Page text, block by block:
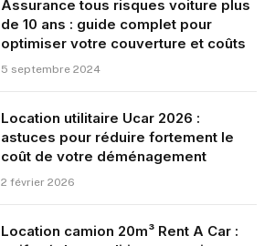
Assurance tous risques voiture plus
de 10 ans : guide complet pour
optimiser votre couverture et coûts
5 septembre 2024
Location utilitaire Ucar 2026 :
astuces pour réduire fortement le
coût de votre déménagement
2 février 2026
Location camion 20m³ Rent A Car :